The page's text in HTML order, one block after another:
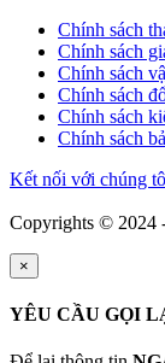
Chính sách
Chính sách
Chính sách
Chính sách
Chính sách
Chính sách
Kết nối với chúng
Copyrights © 2024
×
YÊU CẦU GỌI